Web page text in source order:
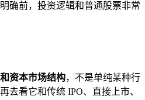
确前，投资逻辑和普通股票非常
和资本市场结构，不是单纯某种行
去看它和传统 IPO、直接上市、